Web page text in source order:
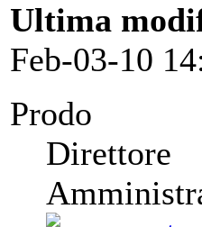
Ultima
Feb-03-10
Prodo
Direttore